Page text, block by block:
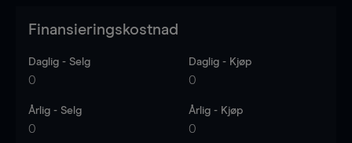
Finansieringskostnad
Daglig - Selg
0
Daglig - Kjøp
0
Årlig - Selg
0
Årlig - Kjøp
0